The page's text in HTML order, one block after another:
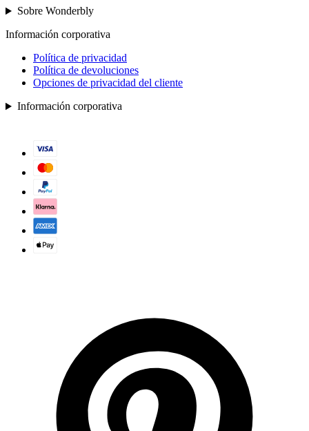
Sobre Wonderbly
Información corporativa
Política de privacidad
Política de devoluciones
Opciones de privacidad del cliente
Información corporativa